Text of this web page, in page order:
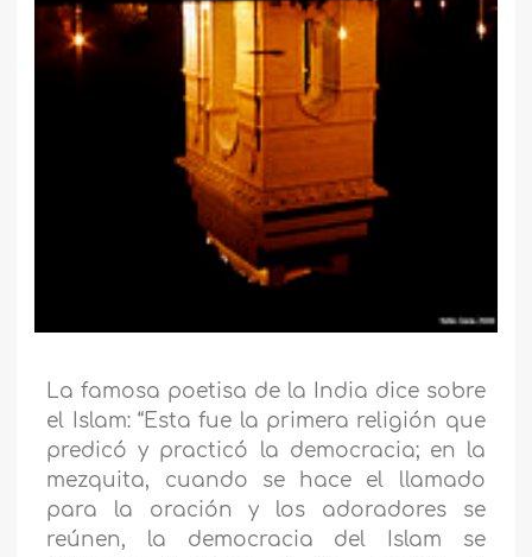
La famosa poetisa de la India dice sobre
el Islam: “Esta fue la primera religión que
predicó y practicó la democracia; en la
mezquita, cuando se hace el llamado
para la oración y los adoradores se
reúnen, la democracia del Islam se